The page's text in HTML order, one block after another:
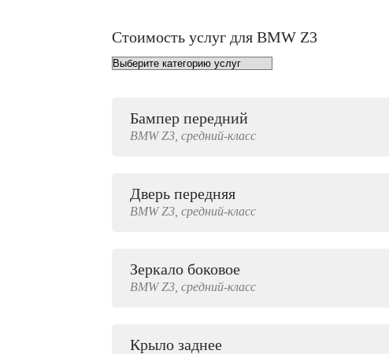
Стоимость услуг для BMW Z3
Бампер передний
BMWZ3, средний-класс
Дверь передняя
BMWZ3, средний-класс
Зеркало боковое
BMWZ3, средний-класс
Крыло заднее